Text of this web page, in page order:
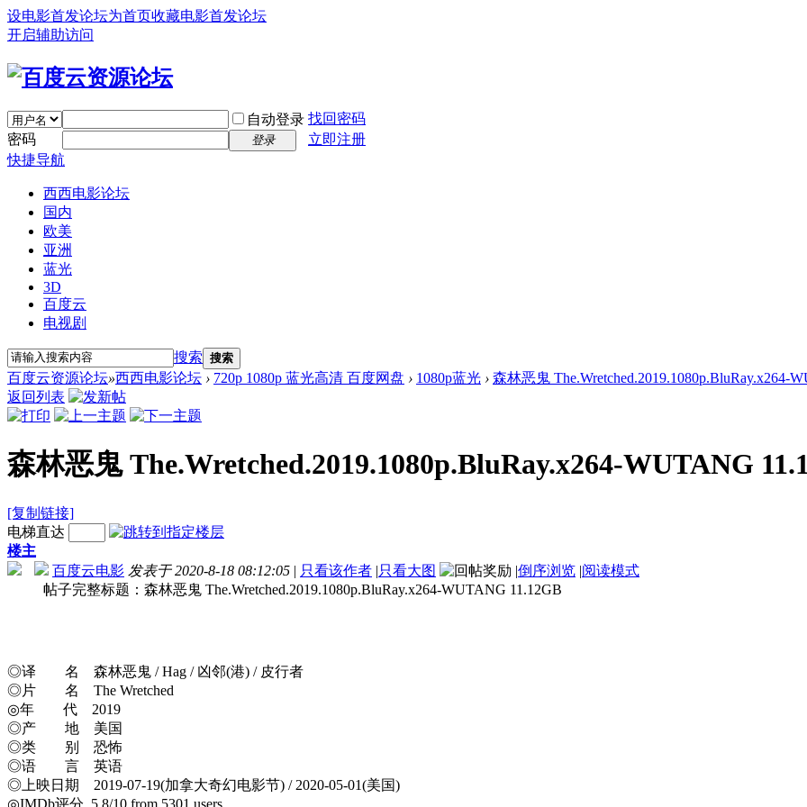
设电影首发论坛为首页收藏电影首发论坛
开启辅助访问
自动登录 找回密码
密码
登录
立即注册
快捷导航
西西电影论坛
国内
欧美
亚洲
蓝光
3D
百度云
电视剧
搜索 搜索
百度云资源论坛»西西电影论坛 › 720p 1080p 蓝光高清 百度网盘 › 1080p蓝光 › 森林恶鬼 The.Wretched.2019.1080p.BluRay.x264-
返回列表
森林恶鬼 The.Wretched.2019.1080p.BluRay.x264-WUTANG
[复制链接]
电梯直达
楼主
百度云电影 发表于 2020-8-18 08:12:05 | 只看该作者 |只看大图 |倒序浏览 |阅读模式
帖子完整标题：森林恶鬼 The.Wretched.2019.1080p.BluRay.x264-WUTANG 11.12GB
◎译 名 森林恶鬼 / Hag / 凶邻(港) / 皮行者
◎片 名 The Wretched
◎年 代 2019
◎产 地 美国
◎类 别 恐怖
◎语 言 英语
◎上映日期 2019-07-19(加拿大奇幻电影节) / 2020-05-01(美国)
◎IMDb评分 5.8/10 from 5301 users